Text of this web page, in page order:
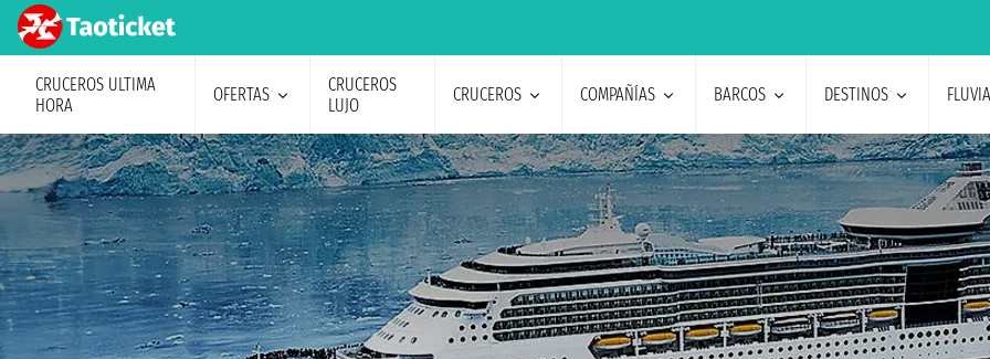
CRUCEROS ULTIMA
HORA
OFERTAS
CRUCEROS
LUJO
CRUCEROS COMPAÑÍAS BARCOS DESTINOS